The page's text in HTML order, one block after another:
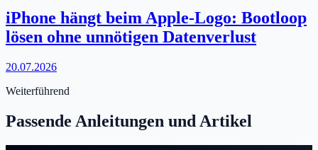
iPhone hängt beim Apple-Logo: Bootloop
lösen ohne unnötigen Datenverlust
20.07.2026
Weiterführend
Passende Anleitungen und Artikel